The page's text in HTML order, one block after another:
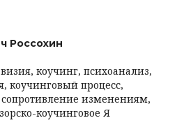
Россохин
коучинг, психоанализ,
коучинговый процесс,
сопротивление изменениям,
коучинговое Я